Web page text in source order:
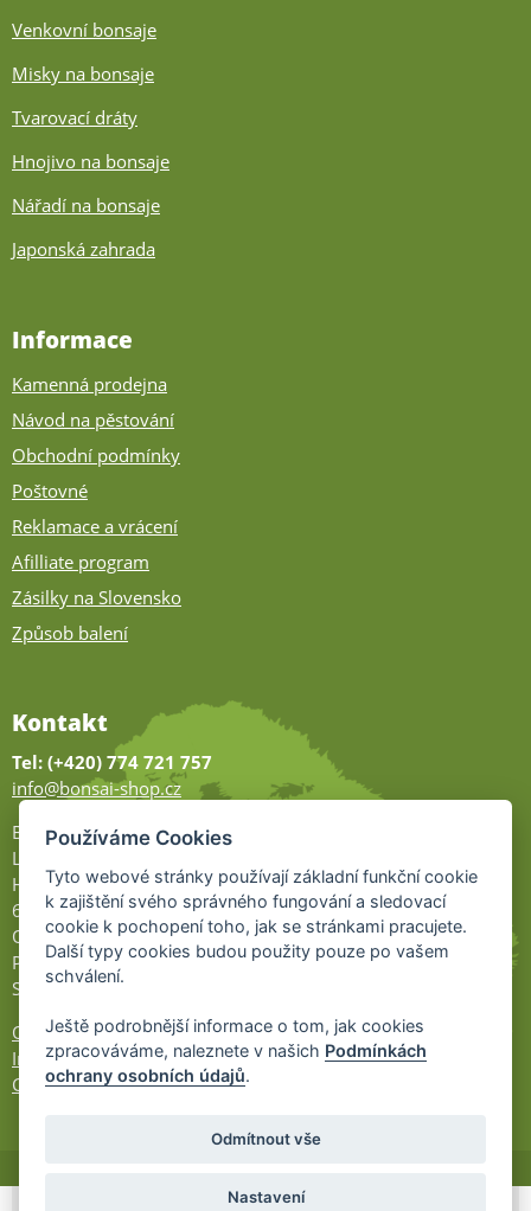
Venkovní bonsaje
Misky na bonsaje
Tvarovací dráty
Hnojivo na bonsaje
Nářadí na bonsaje
Japonská zahrada
Informace
Kamenná prodejna
Návod na pěstování
Obchodní podmínky
Poštovné
Reklamace a vrácení
Afilliate program
Zásilky na Slovensko
Způsob balení
Kontakt
Tel: (+420) 774 721 757
info@bonsai-shop.cz
Bonsai-shop
Legionářů 2
Hodonín
695 01
Otevřeno:
Po-Pá 9-17
So 9-11:30
Ochrana osobních údajů
Informace UKZÚZ
Cookies
Používáme Cookies
Tyto webové stránky používají základní funkční cookie
k zajištění svého správného fungování a sledovací
cookie k pochopení toho, jak se stránkami pracujete.
Další typy cookies budou použity pouze po vašem
schválení.
Ještě podrobnější informace o tom, jak cookies
zpracováváme, naleznete v našich Podmínkách
ochrany osobních údajů.
Odmítnout vše
Nastavení